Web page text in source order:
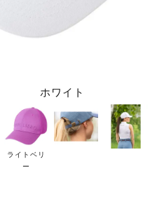
ホワイト
ライトベリ
ー